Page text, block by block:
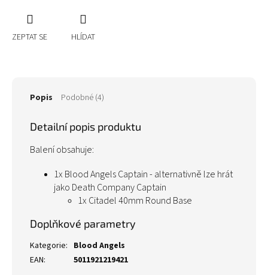
ZEPTAT SE HLÍDAT
Popis Podobné (4)
Detailní popis produktu
Balení obsahuje:
1x Blood Angels Captain - alternativně lze hrát
jako Death Company Captain
1x Citadel 40mm Round Base
Doplňkové parametry
Kategorie: Blood Angels
EAN: 5011921219421